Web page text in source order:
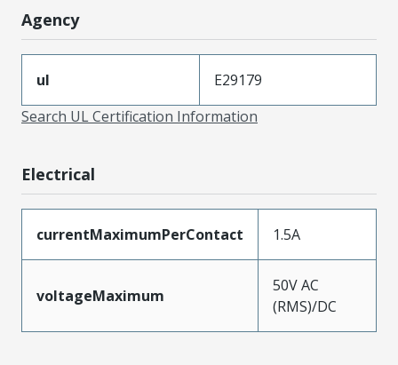
Agency
ul
E29179
Search UL Certification Information
Electrical
currentMaximumPerContact 1.5A
voltageMaximum
50V AC
(RMS)/DC